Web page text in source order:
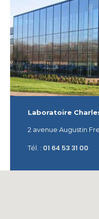
Laboratoire
2 avenue Augustin
Tél. : 01 64 53 31 00